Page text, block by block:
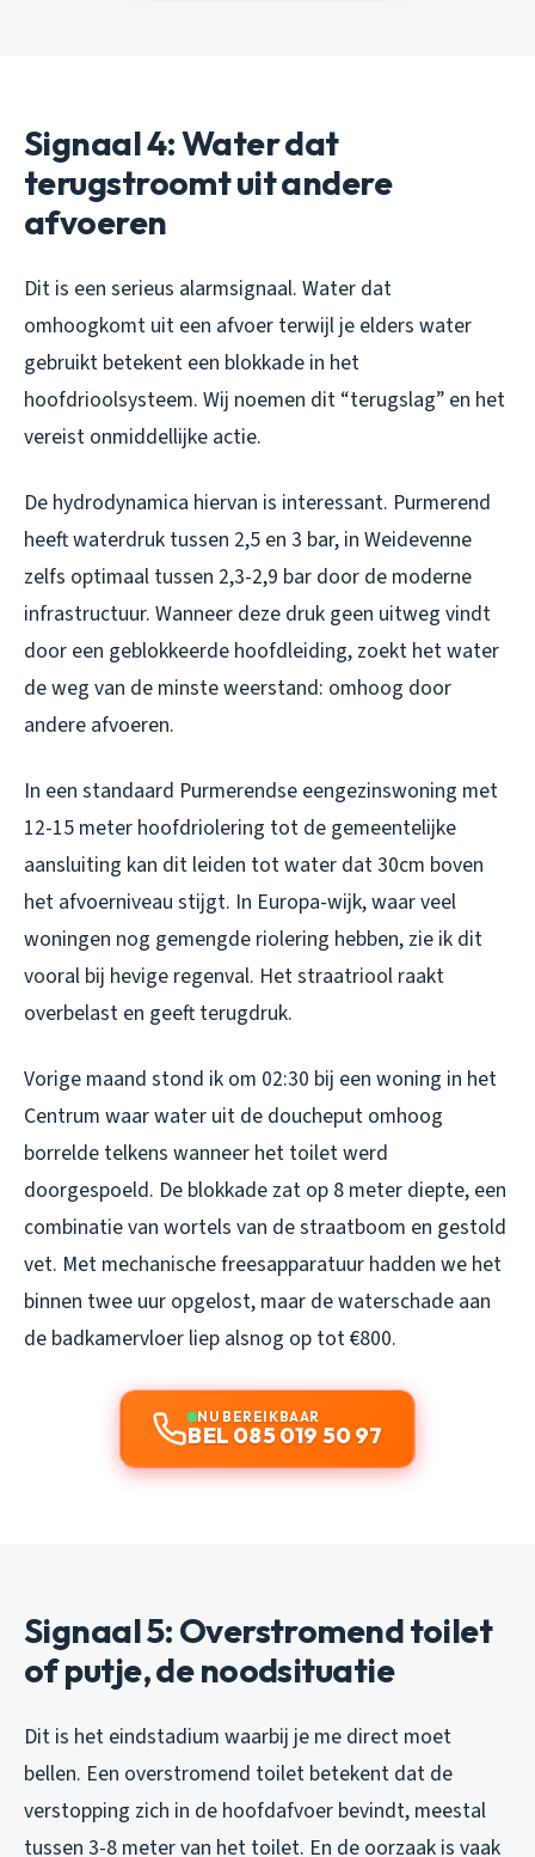
Signaal 4: Water dat
terugstroomt uit andere
afvoeren
Dit is een serieus alarmsignaal. Water dat
omhoogkomt uit een afvoer terwijl je elders water
gebruikt betekent een blokkade in het
hoofdrioolsysteem. Wij noemen dit “terugslag” en het
vereist onmiddellijke actie.
De hydrodynamica hiervan is interessant. Purmerend
heeft waterdruk tussen 2,5 en 3 bar, in Weidevenne
zelfs optimaal tussen 2,3-2,9 bar door de moderne
infrastructuur. Wanneer deze druk geen uitweg vindt
door een geblokkeerde hoofdleiding, zoekt het water
de weg van de minste weerstand: omhoog door
andere afvoeren.
In een standaard Purmerendse eengezinswoning met
12-15 meter hoofdriolering tot de gemeentelijke
aansluiting kan dit leiden tot water dat 30cm boven
het afvoerniveau stijgt. In Europa-wijk, waar veel
woningen nog gemengde riolering hebben, zie ik dit
vooral bij hevige regenval. Het straatriool raakt
overbelast en geeft terugdruk.
Vorige maand stond ik om 02:30 bij een woning in het
Centrum waar water uit de doucheput omhoog
borrelde telkens wanneer het toilet werd
doorgespoeld. De blokkade zat op 8 meter diepte, een
combinatie van wortels van de straatboom en gestold
vet. Met mechanische freesapparatuur hadden we het
binnen twee uur opgelost, maar de waterschade aan
de badkamervloer liep alsnog op tot €800.
NU BEREIKBAAR
BEL 085 019 50 97
Signaal 5: Overstromend toilet
of putje, de noodsituatie
Dit is het eindstadium waarbij je me direct moet
bellen. Een overstromend toilet betekent dat de
verstopping zich in de hoofdafvoer bevindt, meestal
tussen 3-8 meter van het toilet. En de oorzaak is vaak